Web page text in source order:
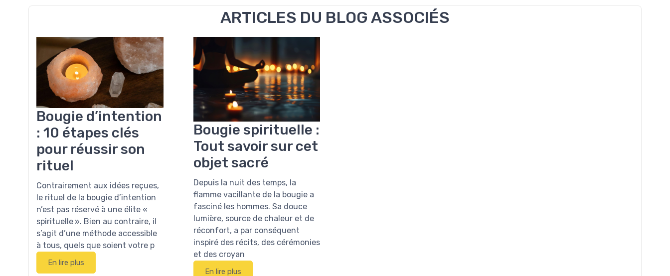
ARTICLES DU BLOG ASSOCIÉS
Bougie d’intention
: 10 étapes clés
pour réussir son
rituel
Contrairement aux idées reçues,
le rituel de la bougie d’intention
n’est pas réservé à une élite «
spirituelle ». Bien au contraire, il
s’agit d’une méthode accessible
à tous, quels que soient votre p
En lire plus
Bougie spirituelle :
Tout savoir sur cet
objet sacré
Depuis la nuit des temps, la
flamme vacillante de la bougie a
fasciné les hommes. Sa douce
lumière, source de chaleur et de
réconfort, a par conséquent
inspiré des récits, des cérémonies
et des croyan
En lire plus